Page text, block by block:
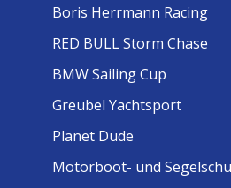
Boris Herrmann Racing
RED BULL Storm Chase
BMW Sailing Cup
Greubel Yachtsport
Planet Dude
Motorboot- und